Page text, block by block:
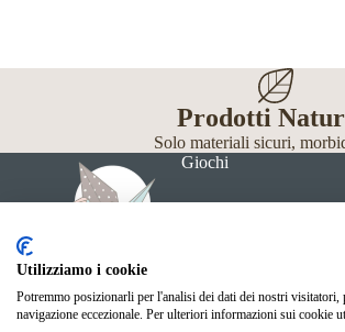
Prodotti
Solo materiali sicuri,
Giochi
© Mille Gru di Sofia Calore. P.IVA
Utilizziamo i cookie
Potremmo posizionarli per l'analisi dei dati dei nostri
navigazione eccezionale. Per ulteriori informazioni sui cookie